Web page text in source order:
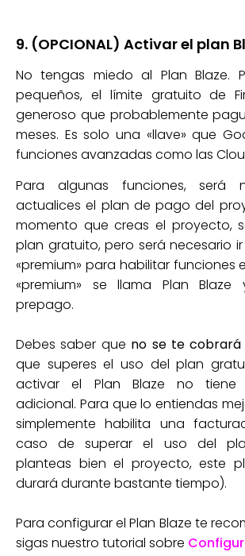
9. (OPCIONAL) Activar el plan
No tengas miedo al Plan Blaze.
pequeños, el límite gratuito de
generoso que probablemente
meses. Es solo una «llave» que
funciones avanzadas como las
Para algunas funciones, será
actualices el plan de pago del
momento que creas el proyecto,
plan gratuito, pero será necesario
«premium» para habilitar funciones
«premium» se llama Plan
prepago.
Debes saber que no se te cobrará
que superes el uso del plan
activar el Plan Blaze no tiene
adicional. Para que lo entiendas
simplemente habilita una
caso de superar el uso del
planteas bien el proyecto, este
durará durante bastante tiempo).
Para configurar el Plan Blaze te
sigas nuestro tutorial sobre